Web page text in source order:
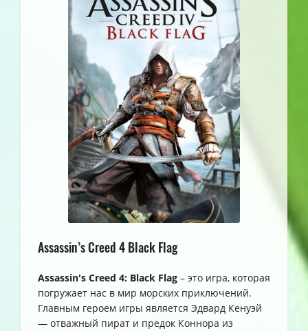
Assassin’s Creed 4 Black Flag
Assassin's Creed 4: Black Flag – это игра, которая
погружает нас в мир морских приключений.
Главным героем игры является Эдвард Кенуэй
— отважный пират и предок Коннора из